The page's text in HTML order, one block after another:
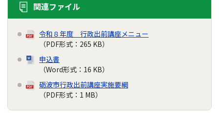
関連ファイル
令和８年度 行政出前講座メニュー
（PDF形式：265 KB）
申込書
（Word形式：16 KB）
砺波市行政出前講座実施要綱
（PDF形式：1 MB）